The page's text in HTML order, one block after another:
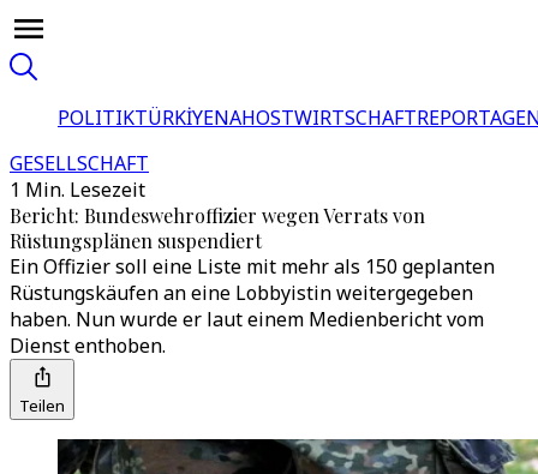
POLITIKTÜRKİYENAHOSTWIRTSCHAFT
GESELLSCHAFT
1 Min. Lesezeit
Bericht: Bundeswehroffizier wegen Verrats von
Rüstungsplänen suspendiert
Ein Offizier soll eine Liste mit mehr als 150 geplanten
Rüstungskäufen an eine Lobbyistin weitergegeben
haben. Nun wurde er laut einem Medienbericht vom
Dienst enthoben.
Teilen